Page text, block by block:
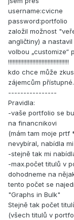
username:cvicne
password:portfolio
založil možnost
angličtiny) a
volbou „customize“
!!!!!!!!!!!!!!!!!!!!!!!!!!!!!!!!!!!!!!!!
kdo chce může
zájemcům přístupné.
----------------
Pravidla:
-vaše portfolio se
na financnikovi
(mám tam moje prtf
nevybíral, nabídla
-stejně tak mi
-max.počet titulů v
dohodneme na
tento počet se
"Graphs in Bulk"
Stejně tak počet
(všech titulů v